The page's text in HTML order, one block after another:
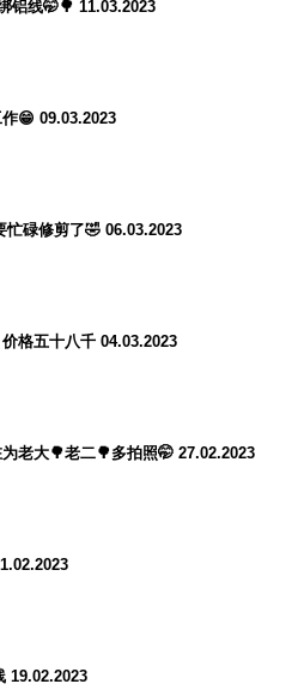
铝线🤭🌳 11.03.2023
😁 09.03.2023
忙碌修剪了🤣 06.03.2023
格五十八千 04.03.2023
老大🌳老二🌳多拍照🤭 27.02.2023
19.02.2023